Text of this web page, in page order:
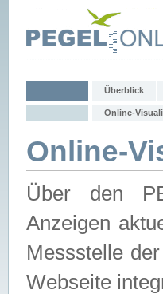
Überblick
Online-
Online-
Über den
Anzeigen
Messstelle
Webseite